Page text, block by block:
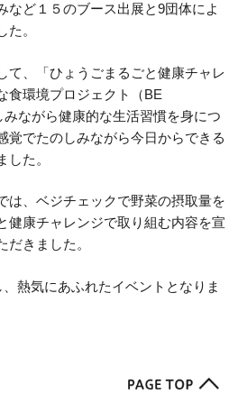
など１５のブース出展と9団体によ
。
て、「ひょうごまるごと健康チャレ
食環境プロジェクト（BE
ながら健康的な生活習慣を身につ
覚でたのしみながら今日からできる
た。
は、ベジチェックで野菜の摂取量を
健康チャレンジで取り組む内容を宣
きました。
熱気にあふれたイベントとなりま